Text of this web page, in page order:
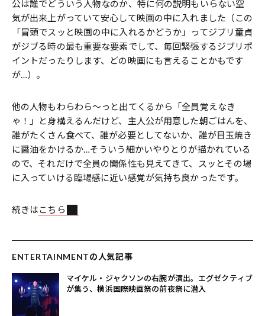
公は誰でどういう人物なのか、特に何の説明もいらない空
気が出来上がっていて安心して映画の中に入れました（この
「冒頭でスッと映画の中に入れるかどうか」ってジブリ童貞
がジブる時の最も重要な要素でして、毎回緊張するジブリポ
イントだったりします、どの映画にも言えることかもです
が…）。
他の人物もわらわら～っと出てくるから「全員覚えなき
ゃ！」と身構えるんだけど、主人公が用意した朝ごはんを、
誰がたくさん食べて、誰が必要としてないか、誰が目玉焼き
に醤油をかけるか…そういう細かいやりとりが描かれている
ので、それだけで全員の関係性も見えてきて、スッとその場
に入っていける臨場感に近い感覚が気持ち良かったです。
続きはこちら
ENTERTAINMENTの人気記事
マイケル・ジャクソンの右腕が演出。エグゼクティブ
が集う、横浜国際映画祭の前夜祭に潜入